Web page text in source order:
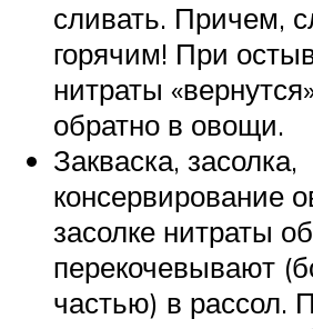
сливать. Причем,
горячим! При
нитраты
обратно в овощи.
Закваска, засолка,
консервирование
засолке нитраты
перекочевывают
частью) в рассол.